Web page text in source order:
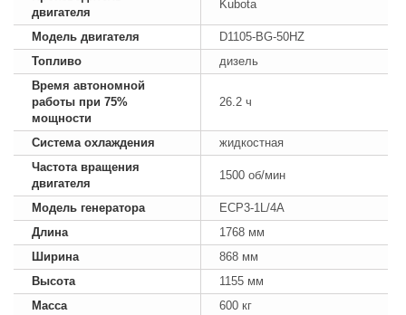
двигателя
Kubota
Модель двигателя
D1105-BG-50HZ
Топливо
дизель
Время автономной
работы при 75%
мощности
26.2 ч
Система охлаждения
жидкостная
Частота вращения
двигателя
1500 об/мин
Модель генератора
ECP3-1L/4A
Длина
1768 мм
Ширина
868 мм
Высота
1155 мм
Масса
600 кг